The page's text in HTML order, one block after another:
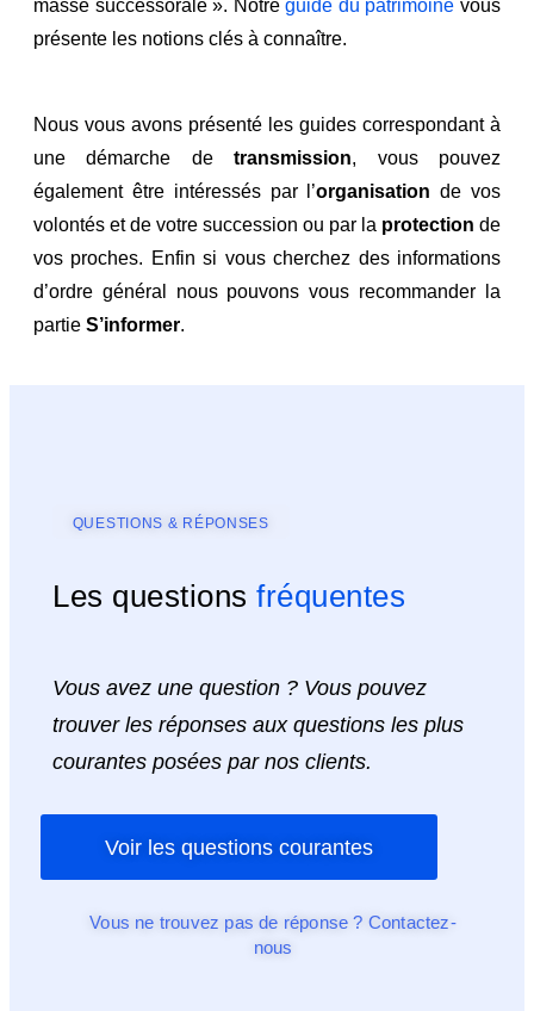
masse successorale ». Notreguide du patrimoinevous
présente les notions clés à connaître.
Nous vous avons présenté les guides correspondant à
une démarche detransmission, vous pouvez
également être intéressés par l’organisationde vos
volontés et de votre succession ou par la protection de
vos proches. Enfin si vous cherchez des informations
d’ordre général nous pouvons vous recommander la
partie S’informer.
QUESTIONS & RÉPONSES
Les questions fréquentes
Vous avez une question ? Vous pouvez
trouver les réponses aux questions les plus
courantes posées par nos clients.
Voir les questions courantes
Vous ne trouvez pas de réponse ? Contactez-
nous